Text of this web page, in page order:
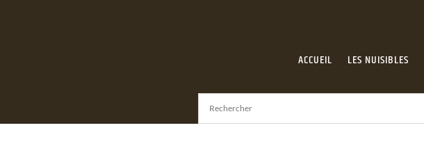
ACCUEIL LES NUISIBLES